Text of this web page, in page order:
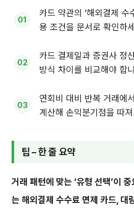
카드 약관의 ‘해외결제 수
용 조건을 문서로 확인하
카드 결제일과 증권사 정
방식 차이를 비교해야 합
연회비 대비 반복 거래에
계산해 손익분기점을 따
팁 – 한 줄 요약
거래 패턴에 맞는 ‘유형 선택’이
는 해외결제 수수료 면제 카드, 대